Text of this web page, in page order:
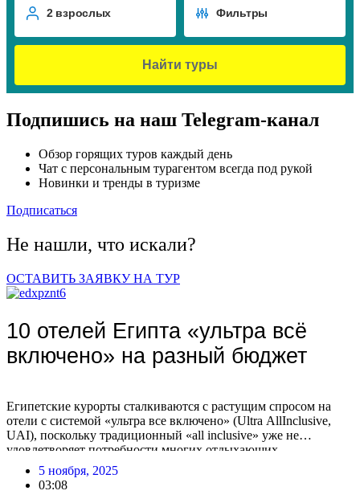
2 взрослых Фильтры
Найти туры
Подпишись на наш Telegram-канал
Обзор горящих туров каждый день
Чат с персональным турагентом всегда под рукой
Новинки и тренды в туризме
Подписаться
Не нашли, что искали?
ОСТАВИТЬ ЗАЯВКУ НА ТУР
10 отелей Египта «ультра всё
включено» на разный бюджет
Египетские курорты сталкиваются с растущим спросом на
отели с системой «ультра все включено» (Ultra AllInclusive,
UAI), поскольку традиционный «all inclusive» уже не
удовлетворяет потребности многих отдыхающих.
Туроператоры фиксируют увеличение числа бронирований по
этой системе, что связано с изменением предпочтений
туристов. Путешественники все чаще выбирают отели с
5 ноября, 2025
03:08